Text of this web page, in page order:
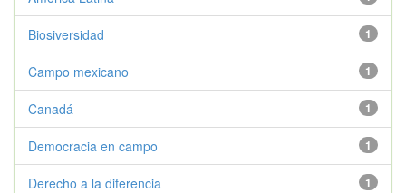
1
Biosiversidad
1
Campo mexicano
1
Canadá
1
Democracia en campo
1
Derecho a la diferencia